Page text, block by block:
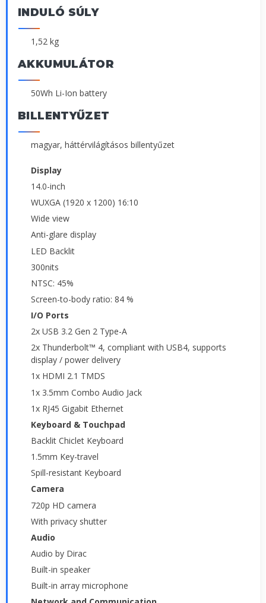
INDULÓ SÚLY
1,52 kg
AKKUMULÁTOR
50Wh Li-Ion battery
BILLENTYŰZET
magyar, háttérvilágításos billentyűzet
Display
14.0-inch
WUXGA (1920 x 1200) 16:10
Wide view
Anti-glare display
LED Backlit
300nits
NTSC: 45%
Screen-to-body ratio: 84 %
I/O Ports
2x USB 3.2 Gen 2 Type-A
2x Thunderbolt™ 4, compliant with USB4, supports
display / power delivery
1x HDMI 2.1 TMDS
1x 3.5mm Combo Audio Jack
1x RJ45 Gigabit Ethernet
Keyboard & Touchpad
Backlit Chiclet Keyboard
1.5mm Key-travel
Spill-resistant Keyboard
Camera
720p HD camera
With privacy shutter
Audio
Audio by Dirac
Built-in speaker
Built-in array microphone